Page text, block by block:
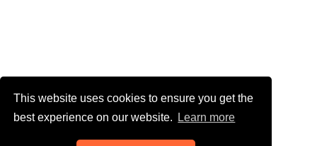
This website uses cookies to ensure you get the
best experience on our website.
Learn more